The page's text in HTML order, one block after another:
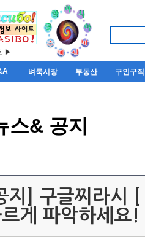
▶
벼룩시장 부동산 구인구직
스& 공지
지] 구글찌라시
게 파악하세요!